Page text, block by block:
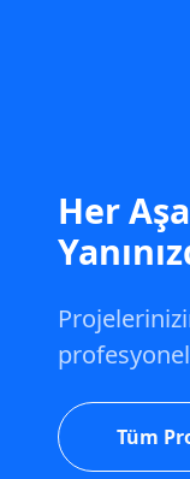
Her
Tüm